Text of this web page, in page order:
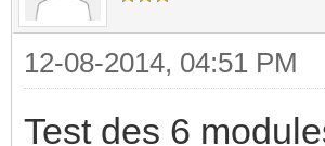
12-08-2014, 04:51 PM
Test des 6